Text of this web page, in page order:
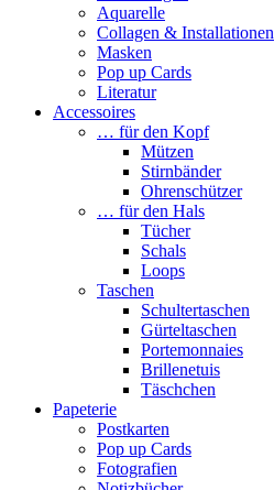
Aquarelle
Collagen & Installationen
Masken
Pop up Cards
Literatur
Accessoires
… für den Kopf
Mützen
Stirnbänder
Ohrenschützer
… für den Hals
Tücher
Schals
Loops
Taschen
Schultertaschen
Gürteltaschen
Portemonnaies
Brillenetuis
Täschchen
Papeterie
Postkarten
Pop up Cards
Fotografien